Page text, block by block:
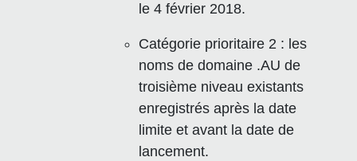
le 4 février 2018.
Catégorie prioritaire 2 : les
noms de domaine .AU de
troisième niveau existants
enregistrés après la date
limite et avant la date de
lancement.